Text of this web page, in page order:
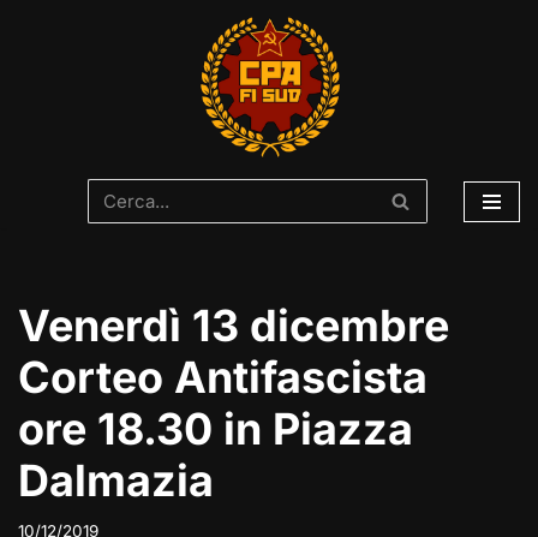
Venerdì 13 dicembre
Corteo Antifascista
ore 18.30 in Piazza
Dalmazia
10/12/2019